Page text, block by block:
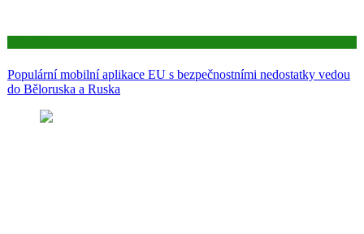
Populární mobilní aplikace EU s bezpečnostními nedostatky vedou
do Běloruska a Ruska